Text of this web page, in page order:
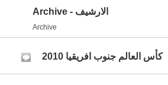
الارشيف - Archive
Archive
كأس العالم جنوب افريقيا 2010